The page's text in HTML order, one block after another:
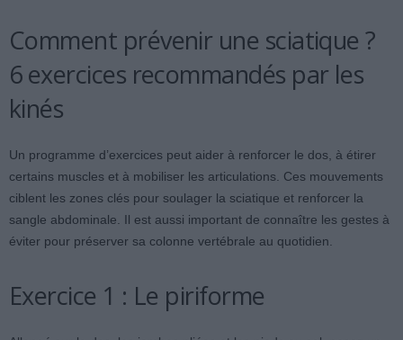
Comment prévenir une sciatique ?
6 exercices recommandés par les
kinés
Un programme d’exercices peut aider à renforcer le dos, à étirer
certains muscles et à mobiliser les articulations. Ces mouvements
ciblent les zones clés pour soulager la sciatique et renforcer la
sangle abdominale. Il est aussi important de connaître les gestes à
éviter pour préserver sa colonne vertébrale au quotidien.
Exercice 1 : Le piriforme